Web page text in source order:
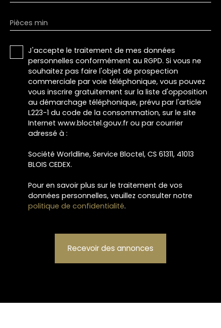
Pièces min
J'accepte le traitement de mes données
personnelles conformément au RGPD. Si vous ne
souhaitez pas faire l'objet de prospection
commerciale par voie téléphonique, vous pouvez
vous inscrire gratuitement sur la liste d'opposition
au démarchage téléphonique, prévu par l'article
L223-1 du code de la consommation, sur le site
Internet www.bloctel.gouv.fr ou par courrier
adressé à :
Société Worldline, Service Bloctel, CS 61311, 41013
BLOIS CEDEX.
Pour en savoir plus sur le traitement de vos
données personnelles, veuillez consulter notre
politique de confidentialité.
Recevoir des annonces